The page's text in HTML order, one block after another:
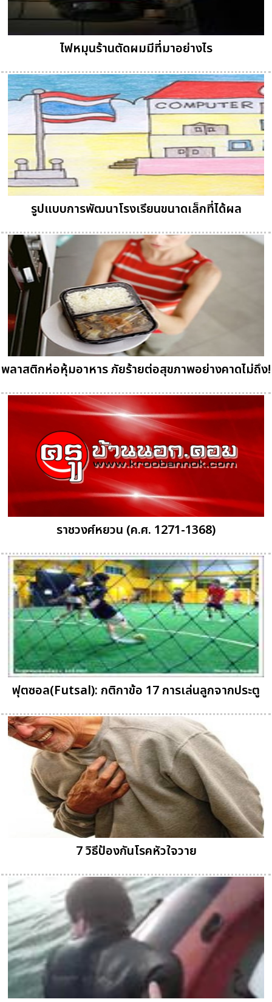
ไฟหมุนร้านตัดผมมีที่มาอย่างไร
รูปแบบการพัฒนาโรงเรียนขนาดเล็กที่ได้ผล
พลาสติกห่อหุ้มอาหาร ภัยร้ายต่อสุขภาพอย่างคาดไม่ถึง!
ราชวงศ์หยวน (ค.ศ. 1271-1368)
ฟุตซอล(Futsal): กติกาข้อ 17 การเล่นลูกจากประตู
7 วิธีป้องกันโรคหัวใจวาย